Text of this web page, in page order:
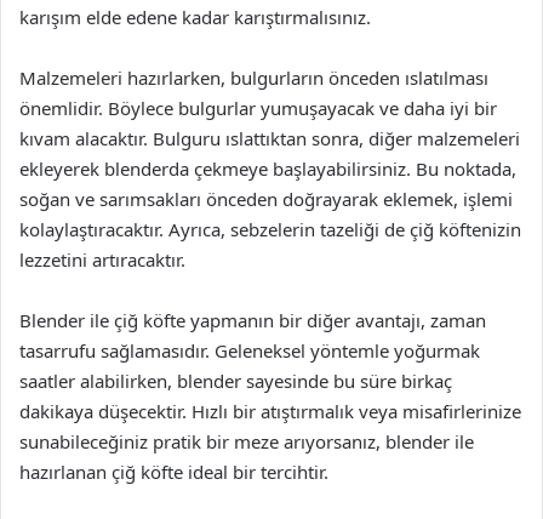
karışım elde edene kadar karıştırmalısınız.
Malzemeleri hazırlarken, bulgurların önceden ıslatılması
önemlidir. Böylece bulgurlar yumuşayacak ve daha iyi bir
kıvam alacaktır. Bulguru ıslattıktan sonra, diğer malzemeleri
ekleyerek blenderda çekmeye başlayabilirsiniz. Bu noktada,
soğan ve sarımsakları önceden doğrayarak eklemek, işlemi
kolaylaştıracaktır. Ayrıca, sebzelerin tazeliği de çiğ köftenizin
lezzetini artıracaktır.
Blender ile çiğ köfte yapmanın bir diğer avantajı, zaman
tasarrufu sağlamasıdır. Geleneksel yöntemle yoğurmak
saatler alabilirken, blender sayesinde bu süre birkaç
dakikaya düşecektir. Hızlı bir atıştırmalık veya misafirlerinize
sunabileceğiniz pratik bir meze arıyorsanız, blender ile
hazırlanan çiğ köfte ideal bir tercihtir.